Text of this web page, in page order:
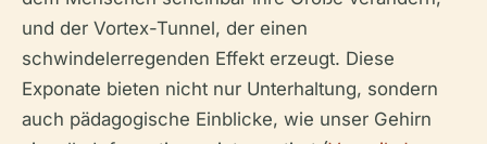
und der Vortex-Tunnel, der einen
schwindelerregenden Effekt erzeugt. Diese
Exponate bieten nicht nur Unterhaltung, sondern
auch pädagogische Einblicke, wie unser Gehirn